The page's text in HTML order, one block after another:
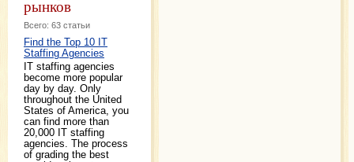
рынков
Всего: 63 статьи
Find the Top 10 IT
Staffing Agencies
IT staffing agencies
become more popular
day by day. Only
throughout the United
States of America, you
can find more than
20,000 IT staffing
agencies. The process
of grading the best